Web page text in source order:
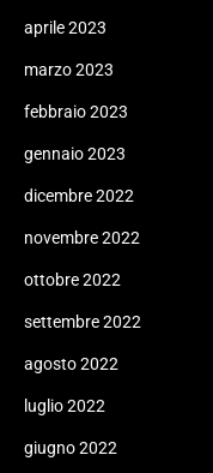
aprile 2023
marzo 2023
febbraio 2023
gennaio 2023
dicembre 2022
novembre 2022
ottobre 2022
settembre 2022
agosto 2022
luglio 2022
giugno 2022